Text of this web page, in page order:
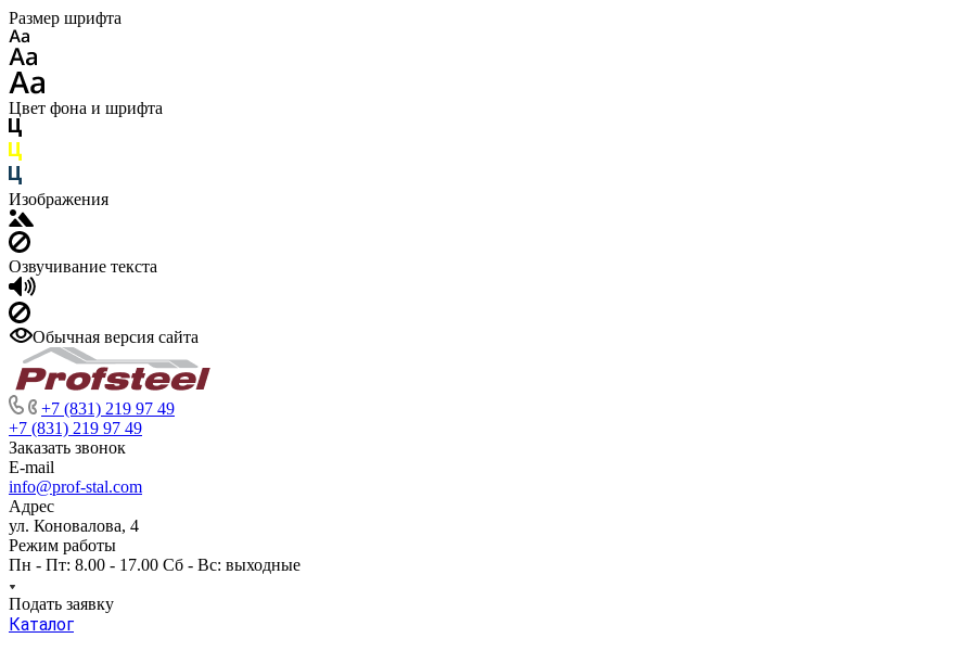
Размер шрифта
Цвет фона и шрифта
Изображения
Озвучивание текста
Обычная версия сайта
+7 (831) 219 97 49
+7 (831) 219 97 49
Заказать звонок
E-mail
info@prof-stal.com
Адрес
ул. Коновалова, 4
Режим работы
Пн - Пт: 8.00 - 17.00 Сб - Вс: выходные
Подать заявку
Каталог